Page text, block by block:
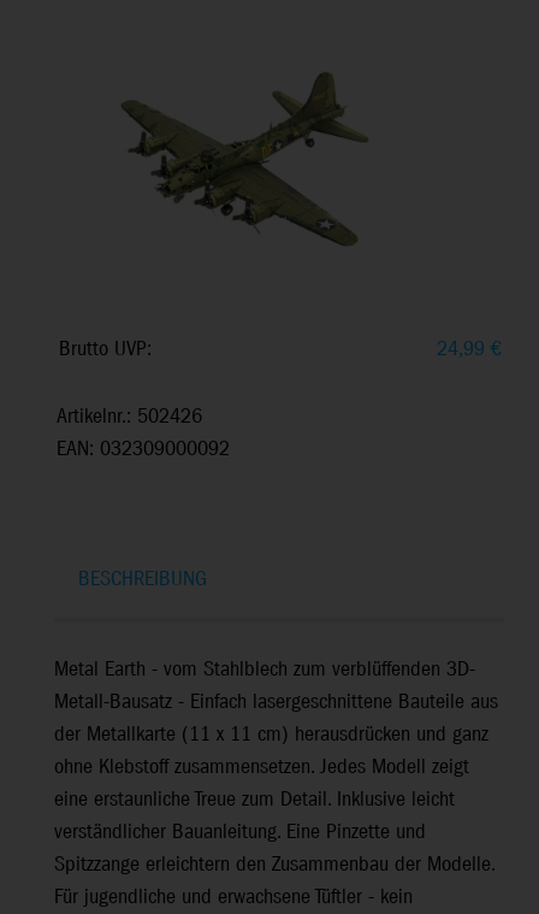
Brutto UVP: 24,99 €
Artikelnr.: 502426
EAN: 032309000092
BESCHREIBUNG
Metal Earth - vom Stahlblech zum verblüffenden 3D-
Metall-Bausatz - Einfach lasergeschnittene Bauteile aus
der Metallkarte (11 x 11 cm) herausdrücken und ganz
ohne Klebstoff zusammensetzen. Jedes Modell zeigt
eine erstaunliche Treue zum Detail. Inklusive leicht
verständlicher Bauanleitung. Eine Pinzette und
Spitzzange erleichtern den Zusammenbau der Modelle.
Für jugendliche und erwachsene Tüftler - kein